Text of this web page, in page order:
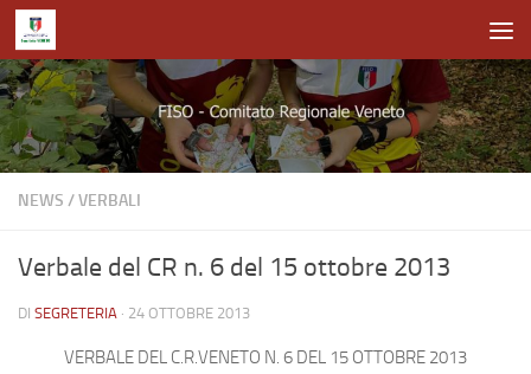
Salta al contenuto
NEWS /VERBALI
Verbale del CR n. 6 del 15 ottobre 2013
DI SEGRETERIA · 24 OTTOBRE 2013
VERBALE DEL C.R.VENETO N. 6 DEL 15 OTTOBRE 2013